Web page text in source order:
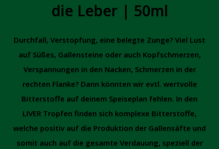
die Leber | 50ml
Durchfall, Verstopfung, eine belegte Zunge? Viel Lust
auf Süßes, Gallensteine oder auch Kopfschmerzen,
Verspannungen in den Nacken, Schmerzen in der
rechten Flanke? Dann könnten wir evtl. wertvolle
Bitterstoffe auf deinem Speiseplan fehlen. In den
LIVER Tropfen finden sich komplexe Bitterstoffe,
welche positiv auf die Produktion der Gallensäfte und
somit auch auf die gesamte Verdauung, speziell der